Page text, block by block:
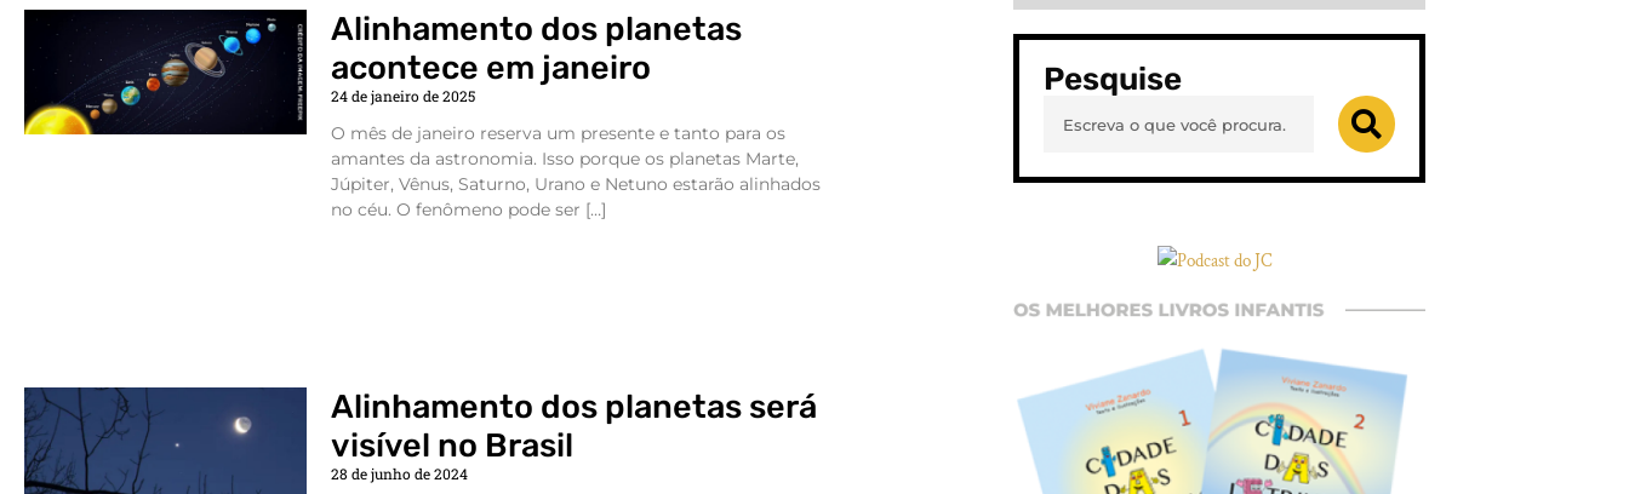
Alinhamento dos planetas
acontece em janeiro
24 de janeiro de 2025
O mês de janeiro reserva um presente e tanto para os
amantes da astronomia. Isso porque os planetas Marte,
Júpiter, Vênus, Saturno, Urano e Netuno estarão alinhados
no céu. O fenômeno pode ser […]
Alinhamento dos planetas será
visível no Brasil
28 de junho de 2024
Pesquise